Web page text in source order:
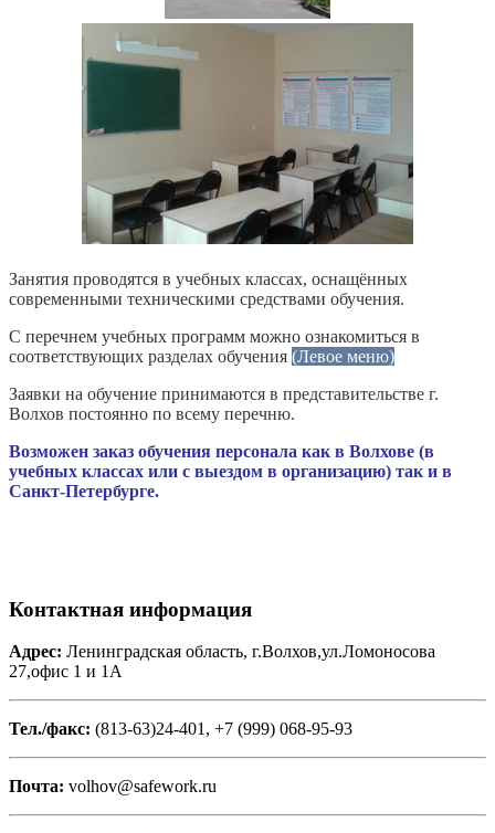
Занятия проводятся в учебных классах, оснащённых
современными техническими средствами обучения.
С перечнем учебных программ можно ознакомиться в
соответствующих разделах обучения (Левое меню)
Заявки на обучение принимаются в представительстве г.
Волхов постоянно по всему перечню.
Возможен заказ обучения персонала как в Волхове (в
учебных классах или с выездом в организацию) так и в
Санкт-Петербурге.
Контактная информация
Адрес: Ленинградская область, г.Волхов,ул.Ломоносова
27,офис 1 и 1А
Тел./факс: (813-63)24-401, +7 (999) 068-95-93
Почта: volhov@safework.ru